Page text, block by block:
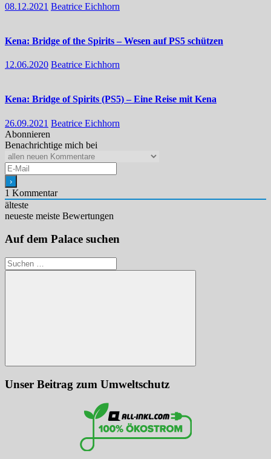
08.12.2021 Beatrice Eichhorn
Kena: Bridge of the Spirits – Wesen auf PS5 schützen
12.06.2020 Beatrice Eichhorn
Kena: Bridge of Spirits (PS5) – Eine Reise mit Kena
26.09.2021 Beatrice Eichhorn
Abonnieren
Benachrichtige mich bei
1 Kommentar
älteste
neueste meiste Bewertungen
Auf dem Palace suchen
Suchen
nach:
Suchen
Unser Beitrag zum Umweltschutz